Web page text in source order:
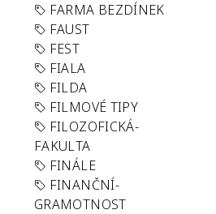
FARMA BEZDÍNEK
FAUST
FEST
FIALA
FILDA
FILMOVÉ TIPY
FILOZOFICKÁ-
FAKULTA
FINÁLE
FINANČNÍ-
GRAMOTNOST